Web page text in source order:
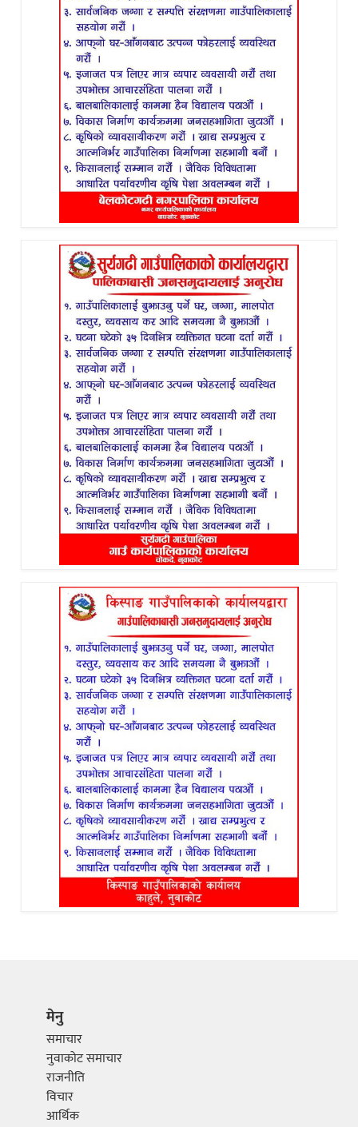
मेनु
समाचार
नुवाकोट समाचार
राजनीति
विचार
आर्थिक